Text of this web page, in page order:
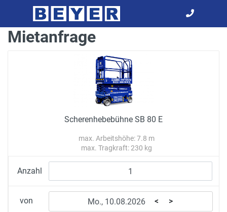
Mietanfrage
Scherenhebebühne SB 80 E
max. Arbeitshöhe: 7.8 m
max. Tragkraft: 230 kg
Anzahl
von < >